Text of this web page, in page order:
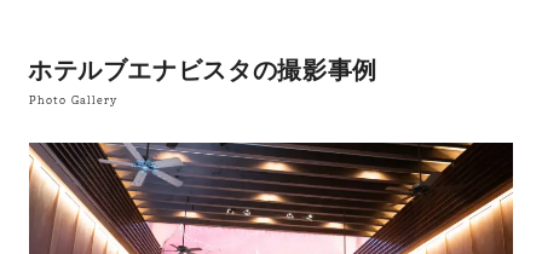
ホテルブエナビスタの撮影事例
Photo Gallery